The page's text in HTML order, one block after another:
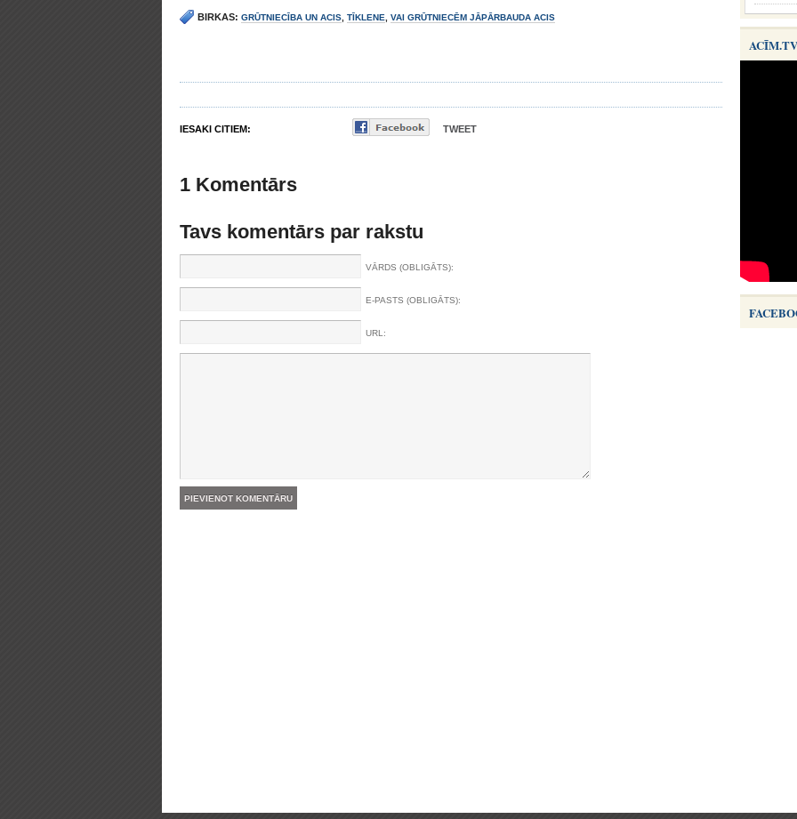
BIRKAS: GRŪTNIECĪBA UN ACIS TĪKLENE VAI GRŪTNIECĒM JĀPĀRBAUDA ACIS
IESAKI CITIEM: TWEET
1 Komentārs
Tavs komentārs par rakstu
VĀRDS (OBLIGĀTS):
E-PASTS (OBLIGĀTS):
URL:
ACĪM.TV